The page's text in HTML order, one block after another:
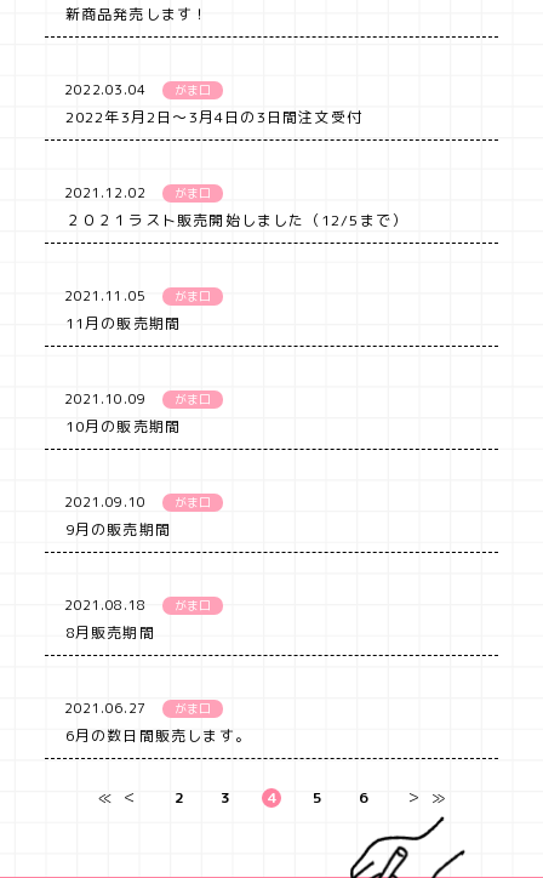
新商品発売します！
2022.03.04 がま口
2022年3月2日～3月4日の3日間注文受付
2021.12.02 がま口
２０２１ラスト販売開始しました（12/5まで）
2021.11.05 がま口
11月の販売期間
2021.10.09 がま口
10月の販売期間
2021.09.10 がま口
9月の販売期間
2021.08.18 がま口
8月販売期間
2021.06.27 がま口
6月の数日間販売します。
≪ ＜ 2 3 4 5 6 ＞ ≫